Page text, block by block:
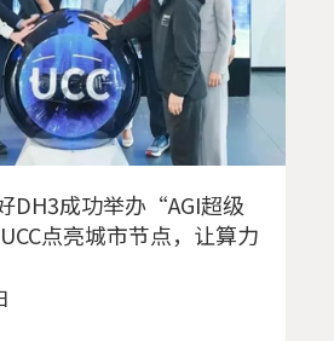
DH3成功举办“AGI超级
点亮城市节点，让算力